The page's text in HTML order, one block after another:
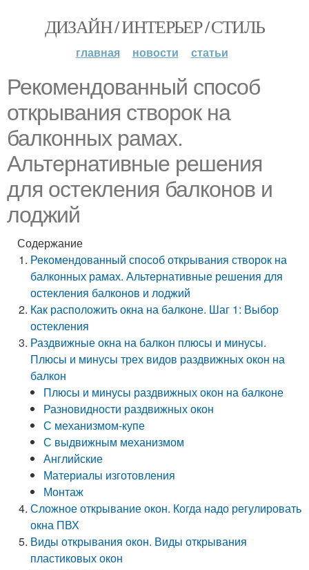
ДИЗАЙН / ИНТЕРЬЕР / СТИЛЬ
главная новости статьи
Рекомендованный способ
открывания створок на
балконных рамах.
Альтернативные решения
для остекления балконов и
лоджий
Содержание
Рекомендованный способ открывания створок на
балконных рамах. Альтернативные решения для
остекления балконов и лоджий
Как расположить окна на балконе. Шаг 1: Выбор
остекления
Раздвижные окна на балкон плюсы и минусы.
Плюсы и минусы трех видов раздвижных окон на
балкон
Плюсы и минусы раздвижных окон на балконе
Разновидности раздвижных окон
С механизмом-купе
С выдвижным механизмом
Английские
Материалы изготовления
Монтаж
Сложное открывание окон. Когда надо регулировать
окна ПВХ
Виды открывания окон. Виды открывания
пластиковых окон